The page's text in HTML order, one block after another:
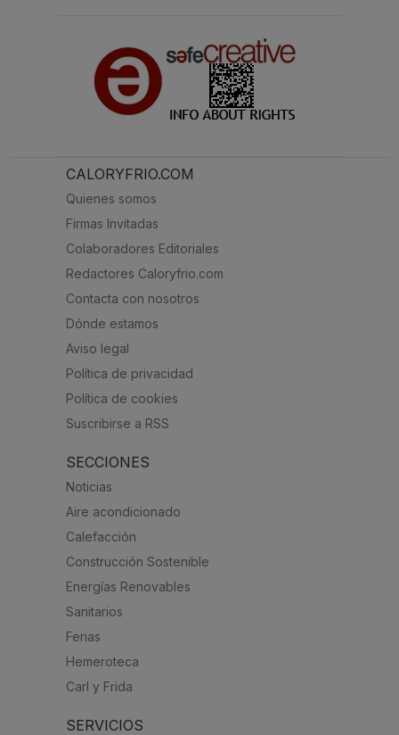
CALORYFRIO.COM
Quienes somos
Firmas Invitadas
Colaboradores Editoriales
Redactores Caloryfrio.com
Contacta con nosotros
Dónde estamos
Aviso legal
Política de privacidad
Política de cookies
Suscribirse a RSS
SECCIONES
Noticias
Aire acondicionado
Calefacción
Construcción Sostenible
Energías Renovables
Sanitarios
Ferias
Hemeroteca
Carl y Frida
SERVICIOS